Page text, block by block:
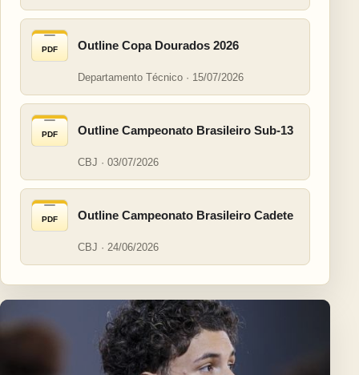
PDF Outline Copa Dourados 2026
Departamento Técnico · 15/07/2026
PDF Outline Campeonato Brasileiro Sub-13
CBJ · 03/07/2026
PDF Outline Campeonato Brasileiro Cadete
CBJ · 24/06/2026